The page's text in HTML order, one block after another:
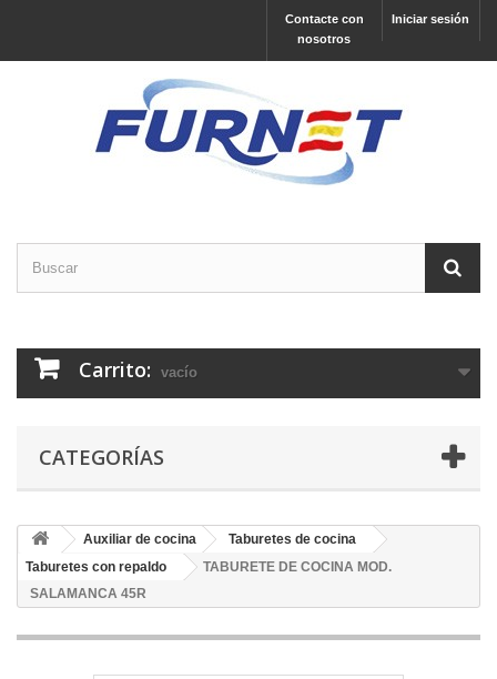
Iniciar sesión
Contacte con
nosotros
Carrito: vacío
CATEGORÍAS
Auxiliar de cocina
Taburetes de cocina
Taburetes con repaldo
TABURETE DE COCINA MOD.
SALAMANCA 45R